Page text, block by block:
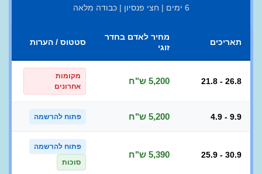
6 ימים | חצי פנסיון | כבודה מלאה
תאריכים
מחיר לאדם בחדר
זוגי
סטטוס / הערות
21.8 - 26.8 5,200 ש"ח
מקומות
אחרונים
4.9 - 9.9 5,200 ש"ח פתוח להרשמה
25.9 - 30.9 5,390 ש"ח
פתוח להרשמה
סוכות